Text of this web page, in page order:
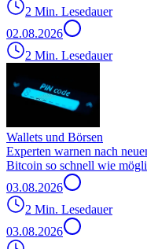
2 Min. Lesedauer
02.08.2026
2 Min. Lesedauer
Wallets und Börsen
Experten warnen nach
Bitcoin so schnell wie
03.08.2026
2 Min. Lesedauer
03.08.2026